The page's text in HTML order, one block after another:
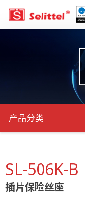
产品分类
SL-506K-B
插片保险丝座